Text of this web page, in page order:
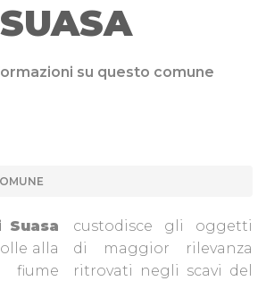
SUASA
su questo comune
Suasa
alla
custodisce gli oggetti
di maggior rilevanza
ritrovati negli scavi del